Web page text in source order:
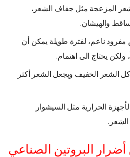
المزعجة مثل جفاف الشعر،
والهيشان.
ناعم، لفترة طويلة يمكن أن
ولكن يحتاج الى اهتمام.
الشعر الخفيف ويجعل الشعر أكثر
الحرارية مثل السيشوار
الشعر.
أضرار البروتين الصناعي